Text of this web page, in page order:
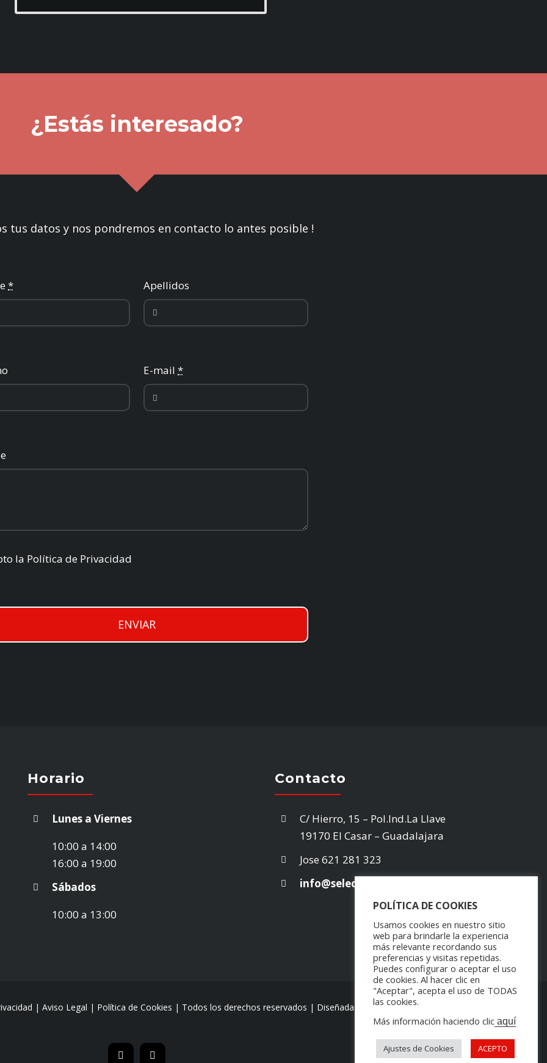
¿Estás interesado?
tus datos y nos pondremos en contacto lo antes posible !
* Apellidos
E-mail*
la Política de Privacidad
ENVIAR
Horario
Lunes a Viernes
10:00 a 14:00
16:00 a 19:00
Sábados
10:00 a 13:00
Contacto
C/ Hierro, 15 – Pol.Ind.La Llave
19170 El Casar – Guadalajara
Jose 621 281 323
info@selectarea.es
| Aviso Legal | Política de Cookies | Todos los derechos reservados | Diseñada por ThunderCreativos
POLÍTICA DE COOKIES
Usamos cookies en nuestro sitio
web para brindarle la experiencia
más relevante recordando sus
preferencias y visitas repetidas.
Puedes configurar o aceptar el uso
de cookies. Al hacer clic en
"Aceptar", acepta el uso de TODAS
las cookies.
Más información haciendo clic aquí
Ajustes de Cookies ACEPTO